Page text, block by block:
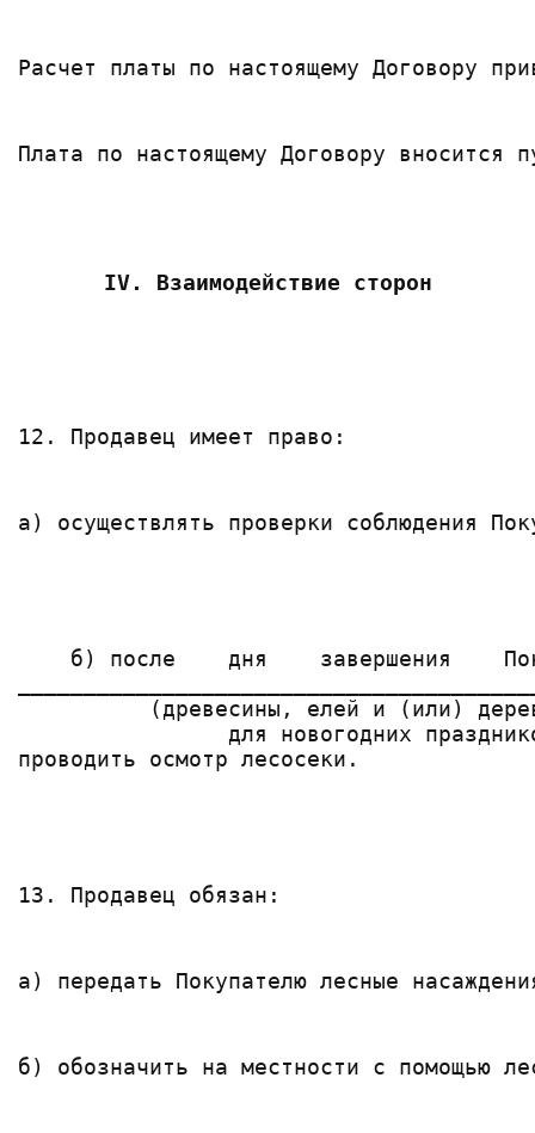
Расчет платы по настоящему Договору
Плата по настоящему Договору вносится
IV. Взаимодействие сторон
12. Продавец имеет право:
а) осуществлять проверки соблюдения
б) после    дня    завершения
(древесины, елей и (или)
для новогодних
13. Продавец обязан:
а) передать Покупателю лесные
б) обозначить на местности с помощью